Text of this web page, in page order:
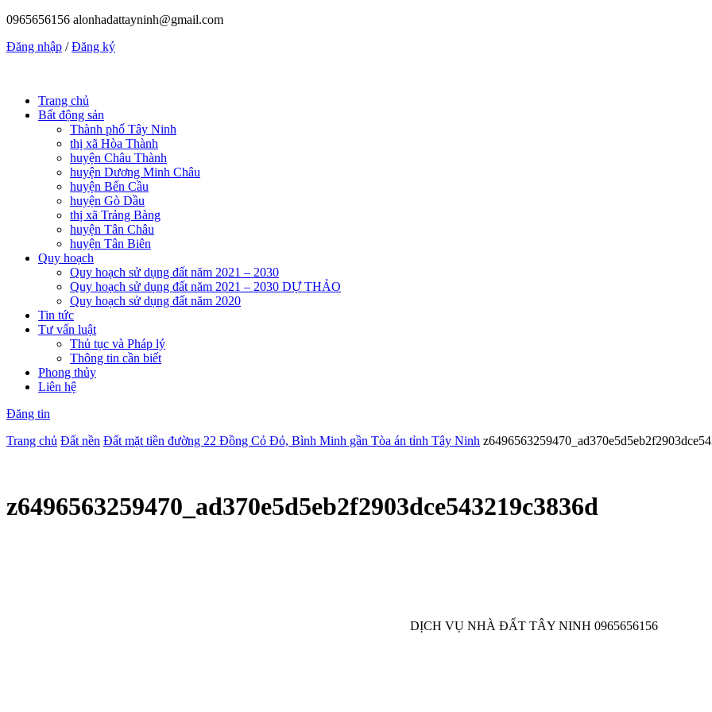
0965656156 alonhadattayninh@gmail.com
Đăng nhập /Đăng ký
Trang chủ
Bất động sản
Thành phố Tây Ninh
thị xã Hòa Thành
huyện Châu Thành
huyện Dương Minh Châu
huyện Bến Cầu
huyện Gò Dầu
thị xã Trảng Bàng
huyện Tân Châu
huyện Tân Biên
Quy hoạch
Quy hoạch sử dụng đất năm 2021 – 2030
Quy hoạch sử dụng đất năm 2021 – 2030 DỰ THẢO
Quy hoạch sử dụng đất năm 2020
Tin tức
Tư vấn luật
Thủ tục và Pháp lý
Thông tin cần biết
Phong thủy
Liên hệ
Đăng tin
Trang chủ Đất nền Đất mặt tiền đường 22 Đồng Cỏ Đỏ, Bình Minh gần Tòa án tỉnh Tây Ninh
z6496563259470_ad370e5d5eb2f2903dce543219c3836d
DỊCH VỤ NHÀ ĐẤT TÂY NINH 0965656156